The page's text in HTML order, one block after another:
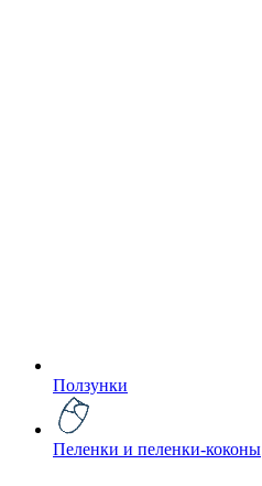
Ползунки
Пеленки и пеленки-коконы